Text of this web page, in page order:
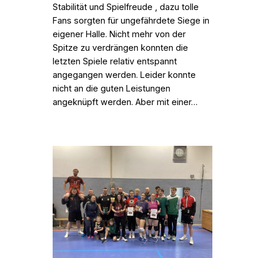
Stabilität und Spielfreude , dazu tolle
Fans sorgten für ungefährdete Siege in
eigener Halle. Nicht mehr von der
Spitze zu verdrängen konnten die
letzten Spiele relativ entspannt
angegangen werden. Leider konnte
nicht an die guten Leistungen
angeknüpft werden. Aber mit einer…